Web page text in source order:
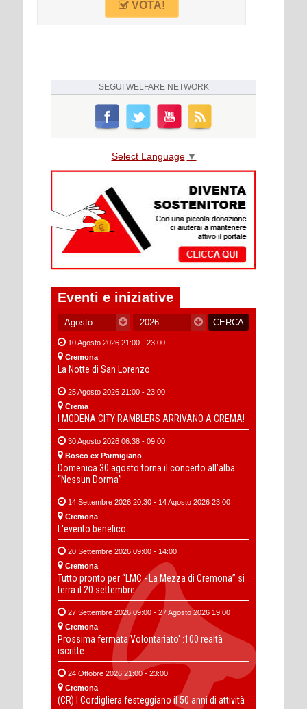
VOTA!
SEGUI WELFARE NETWORK
Select Language ▼
Eventi e iniziative
10 Agosto 2026 21:00 - 23:00
Cremona
La Notte di San Lorenzo
25 Agosto 2026 21:00 - 23:00
Crema
I MODENA CITY RAMBLERS ARRIVANO A CREMA!
30 Agosto 2026 06:38 - 09:00
Bosco ex Parmigiano
Domenica 30 agosto torna il concerto all’alba
“Nessun Dorma”
14 Settembre 2026 20:30 - 14 Agosto 2026 23:00
Cremona
L'evento benefico
20 Settembre 2026 09:00 - 14:00
Cremona
Tutto pronto per “LMC - La Mezza di Cremona” si
terra il 20 settembre
27 Settembre 2026 09:00 - 27 Agosto 2026 19:00
Cremona
Prossima fermata Volontariato' :100 realtà
iscritte
24 Ottobre 2026 21:00 - 23:00
Cremona
(CR) I Cordigliera festeggiano il 50 anni di attività